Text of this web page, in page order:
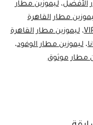
الأفضل،ليموزين مطار
مطار القاهرة
،ليموزين مطار القاهرة
، ليموزين مطار الوفود،
مطار موثوق